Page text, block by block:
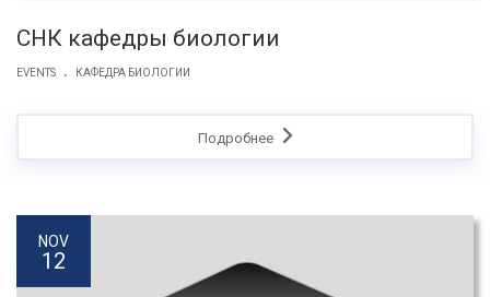
СНК кафедры биологии
EVENTS . КАФЕДРА БИОЛОГИИ
Подробнее
NOV
12